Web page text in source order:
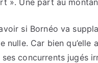
». Une part au
si Bornéo va
nulle. Car bien qu’elle
concurrents jugés